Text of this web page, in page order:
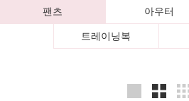
팬츠 아우터
트레이닝복